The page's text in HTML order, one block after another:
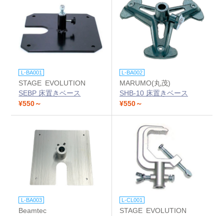
L-BA001
STAGE EVOLUTION
SEBP 床置きベース
¥550～
L-BA002
MARUMO(丸茂)
SHB-10 床置きベース
¥550～
L-BA003
Beamtec
L-CL001
STAGE EVOLUTION